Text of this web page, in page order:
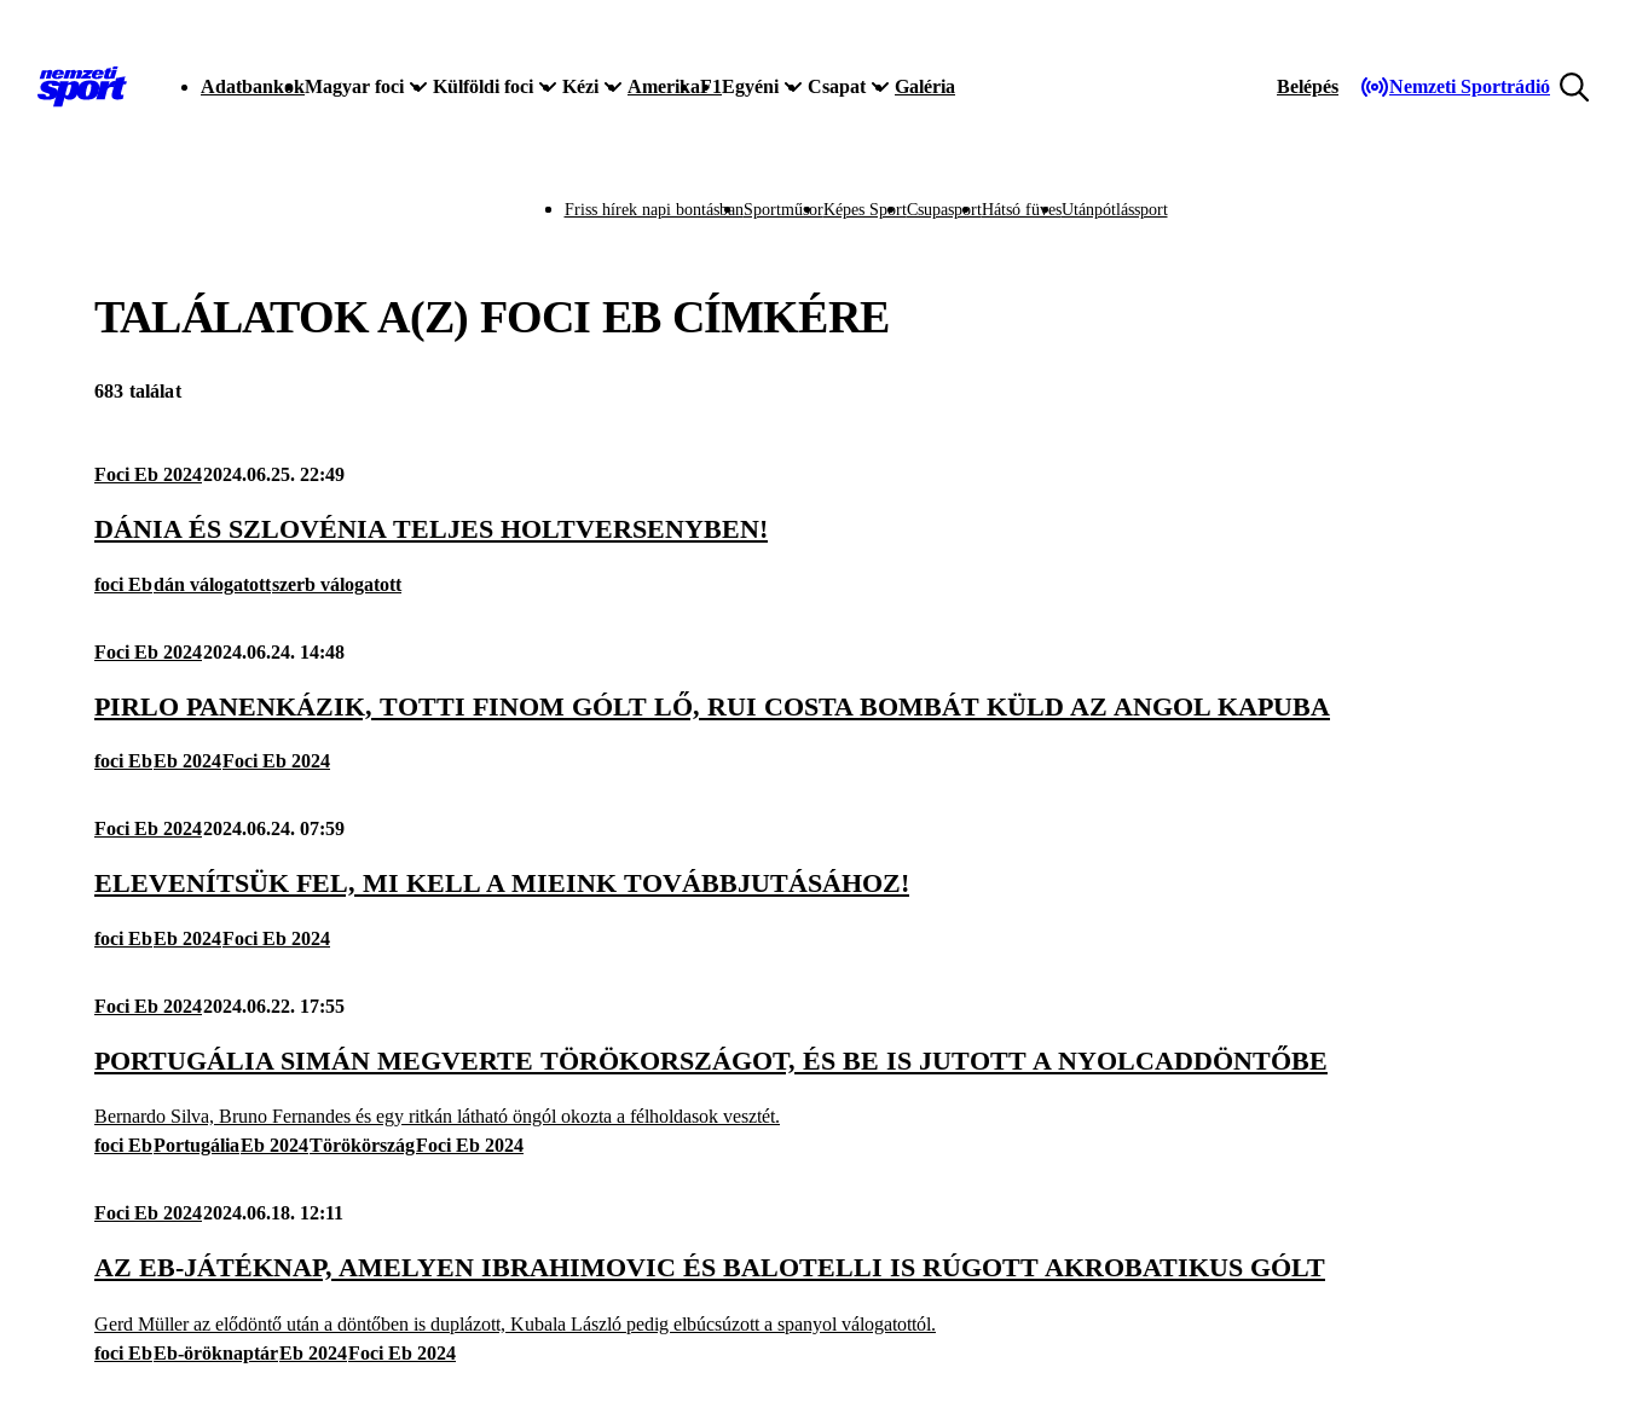
AdatbankokMagyar foci Külföldi foci Kézi AmerikaF1Egyéni Csapat Galéria Belépés Nemzeti Sportrádió
Friss hírek napi bontásbanSportműsorKépes SportCsupasportHátsó füvesUtánpótlássport
TALÁLATOK A(Z) FOCI EBCÍMKÉRE
683 találat
Foci Eb 20242024.06.25. 22:49
DÁNIA ÉS SZLOVÉNIA TELJES HOLTVERSENYBEN!
foci Ebdán válogatottszerb válogatott
Foci Eb 20242024.06.24. 14:48
PIRLO PANENKÁZIK, TOTTI FINOM GÓLT LŐ, RUI COSTA BOMBÁT KÜLD AZ ANGOL KAPUBA
foci EbEb 2024Foci Eb 2024
Foci Eb 20242024.06.24. 07:59
ELEVENÍTSÜK FEL, MI KELL A MIEINK TOVÁBBJUTÁSÁHOZ!
foci EbEb 2024Foci Eb 2024
Foci Eb 20242024.06.22. 17:55
PORTUGÁLIA SIMÁN MEGVERTE TÖRÖKORSZÁGOT, ÉS BE IS JUTOTT A NYOLCADDÖNTŐBE
Bernardo Silva, Bruno Fernandes és egy ritkán látható öngól okozta a félholdasok vesztét.
foci EbPortugáliaEb 2024TörökörszágFoci Eb 2024
Foci Eb 20242024.06.18. 12:11
AZ EB-JÁTÉKNAP, AMELYEN IBRAHIMOVIC ÉS BALOTELLI IS RÚGOTT AKROBATIKUS GÓLT
Gerd Müller az elődöntő után a döntőben is duplázott, Kubala László pedig elbúcsúzott a spanyol válogatottól.
foci EbEb-öröknaptárEb 2024Foci Eb 2024